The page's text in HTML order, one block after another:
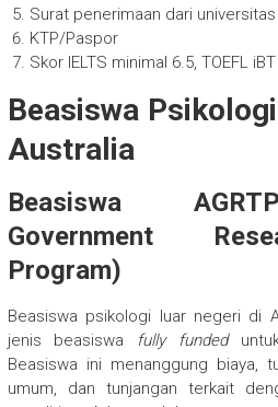
Surat penerimaan dari
KTP/Paspor
Skor IELTS minimal 6.5, TOEFL
Beasiswa
Australia
Beasiswa
Government
Program)
Beasiswa psikologi luar negeri di
jenis beasiswa
fully funded
Beasiswa ini menanggung biaya,
umum, dan tunjangan terkait